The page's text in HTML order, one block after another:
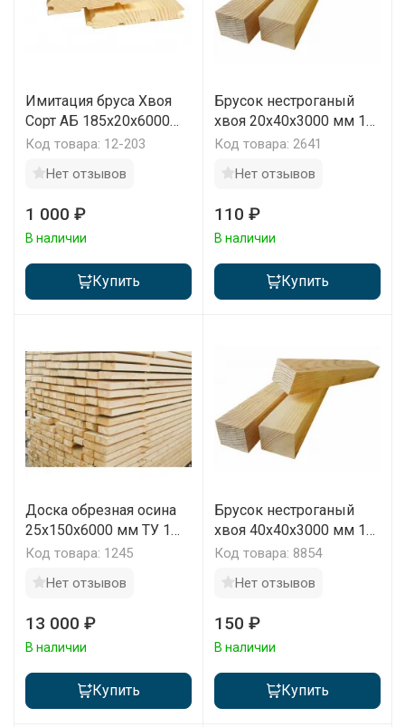
Имитация бруса Хвоя
Сорт АБ 185х20х6000
мм 1 м2
Код товара: 12-203
Нет отзывов
1 000 ₽
В наличии
Купить
Брусок нестроганый
хвоя 20x40x3000 мм 1
шт
Код товара: 2641
Нет отзывов
110 ₽
В наличии
Купить
Доска обрезная осина
25х150х6000 мм ТУ 1
сорт 1 м3
Код товара: 1245
Нет отзывов
13 000 ₽
В наличии
Купить
Брусок нестроганый
хвоя 40x40x3000 мм 1
шт
Код товара: 8854
Нет отзывов
150 ₽
В наличии
Купить